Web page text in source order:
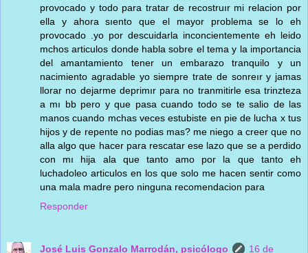
provocado y todo para tratar de recostruır mi relacion por
ella y ahora sıento que el mayor problema se lo eh
provocado .yo por descuidarla inconcientemente eh leido
mchos articulos donde habla sobre el tema y la importancia
del amantamiento tener un embarazo tranquilo y un
nacimiento agradable yo siempre trate de sonreır y jamas
llorar no dejarme deprimır para no tranmitirle esa trinzteza
a mı bb pero y que pasa cuando todo se te salio de las
manos cuando mchas veces estubiste en pie de lucha x tus
hijos y de repente no podias mas? me niego a creer que no
alla algo que hacer para rescatar ese lazo que se a perdido
con mı hija ala que tanto amo por la que tanto eh
luchadoleo articulos en los que solo me hacen sentir como
una mala madre pero ninguna recomendacion para
Responder
José Luis Gonzalo Marrodán, psicólogo
16 de